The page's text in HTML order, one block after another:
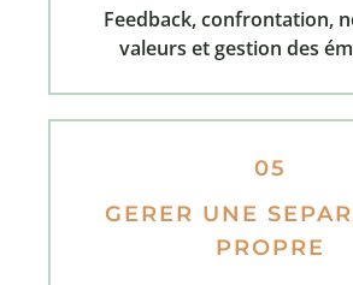
Feedback, confrontation,
valeurs et gestion des
05
GERER UNE
PROPRE